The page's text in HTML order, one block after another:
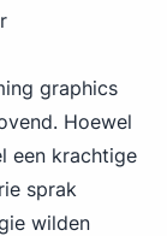
graphics
Hoewel
een krachtige
sprak
wilden